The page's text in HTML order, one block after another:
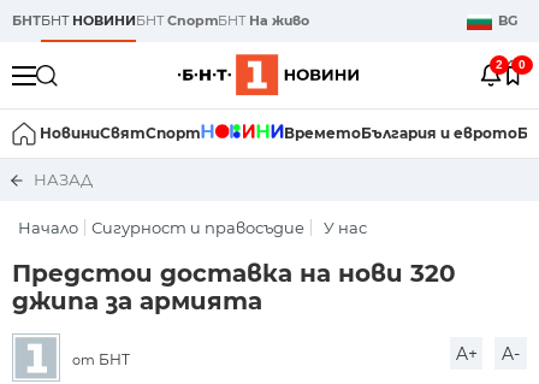
БНТБНТ НОВИНИБНТСпортБНТ На живо BG
2 0
НовиниСвятСпорт ВреметоБългария и еврото
НАЗАД
Начало Сигурност и правосъдие У нас
Предстои доставка на нови 320
джипа за армията
от БНТ A+ A-